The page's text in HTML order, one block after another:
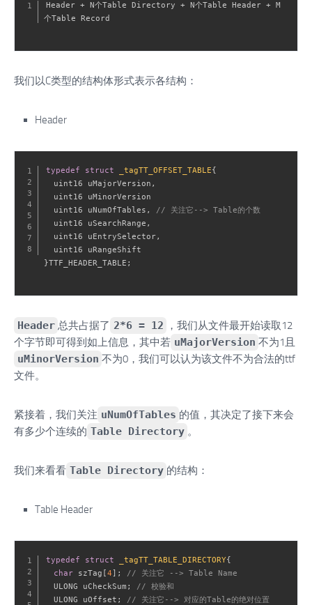
Header + N个Table Directory + N个Table Header + M
我们以C类型的结构体形式表示各结构：
Header
typedef struct _tagTT_OFFSET_TABLE{
  uint16 uMajorVersion
,
  uint16 uNumOfTables
,
// 关注它--> Table的个数
  uint16 uSearchRange
,
  uint16 uEntrySelector
,
}TTF_HEADER_TABLE ;
Header 总共占据了 2*6 = 12
，我们从文件最开始读取12
个字节即可得到如上信息，其中若 uMajorVersion 不为1且
uMinorVersion 不为0，我们可以认为该文件不为合法的ttf
文件。
紧接着，我们关注 uNumOfTables 的值，其决定了接下来会
有多少个连续的 Table Directory 。
我们来看看 Table Directory 的结构：
Table Header
typedef struct _tagTT_TABLE_DIRECTORY{
char szTag [4 ] ;
// 关注它 --> Table Name
  ULONG uCheckSum
;
// 校验和
  ULONG uOffset
;
// 关注它--> 对应的Table的绝对位置